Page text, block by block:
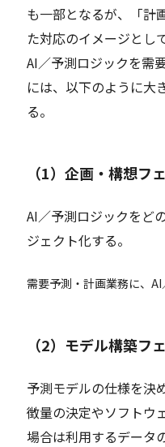
も一部となるが、「計
た対応のイメージとし
AI／予測ロジックを需
には、以下のように大
る。
（1）企画・構想フ
AI／予測ロジックをど
ジェクト化する。
需要予測・計画業務に、
（2）モデル構築フ
予測モデルの仕様を決
徴量の決定やソフトウ
場合は利用するデータ